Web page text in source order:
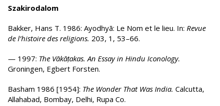
Szakirodalom
Bakker, Hans T. 1986: Ayodhyā: Le Nom et le lieu. In: Revue
de l’histoire des religions. 203, 1, 53–66.
— 1997: The Vākāṭakas. An Essay in Hindu Iconology.
Groningen, Egbert Forsten.
Basham 1986 [1954]: The Wonder That Was India. Calcutta,
Allahabad, Bombay, Delhi, Rupa Co.